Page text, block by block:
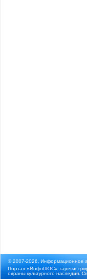
© 2007-2026, Информационное
Портал «ИнфоШОС»
охраны культурного наследия.